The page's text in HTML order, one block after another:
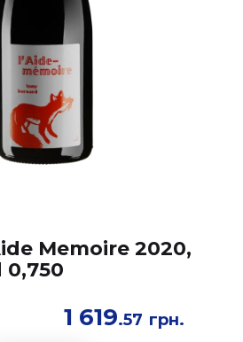
Memoire 2020,
0,750
1 619.57 грн.